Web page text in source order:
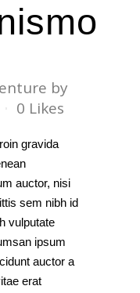
by
0 Likes
gravida
auctor, nisi
sem nibh id
vulputate
ipsum
auctor a
erat